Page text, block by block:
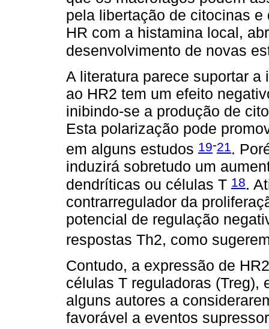
pela libertação de citocinas
HR com a histamina local,
desenvolvimento de novas
A literatura parece suportar
ao HR2 tem um efeito
inibindo-se a produção de
Esta polarização pode
em alguns estudos 19-21.
induzirá sobretudo um
dendríticas ou células T 18.
contrarregulador da
potencial de regulação
respostas Th2, como
Contudo, a expressão de
células T reguladoras (Treg),
alguns autores a
favorável a eventos